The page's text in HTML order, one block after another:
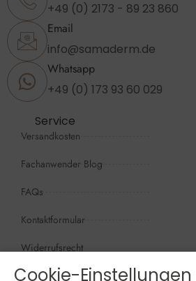
+49 (0) 2173 - 89 23 860
Email
info@samaderm.de
Whatsapp
+49 (0) 173 93 60 029
Service
Versandkosten
Fachanwender Blog
FAQs
Kontaktformular
Widerrufsrecht
Öffnungszeiten
Cookie-Einstellungen